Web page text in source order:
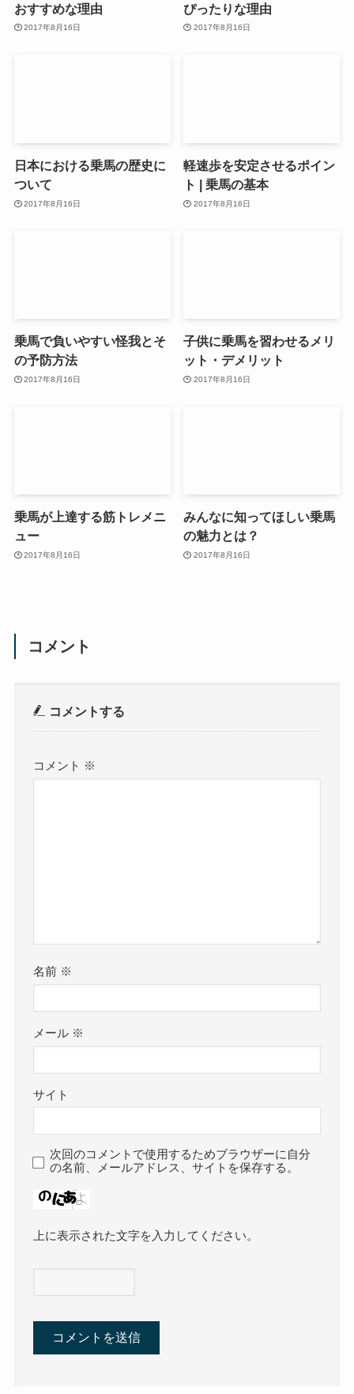
おすすめな理由
2017年8月16日
ぴったりな理由
2017年8月16日
日本における乗馬の歴史に
ついて
2017年8月16日
軽速歩を安定させるポイン
ト | 乗馬の基本
2017年8月16日
乗馬で負いやすい怪我とそ
の予防方法
2017年8月16日
子供に乗馬を習わせるメリ
ット・デメリット
2017年8月16日
乗馬が上達する筋トレメニ
ュー
2017年8月16日
みんなに知ってほしい乗馬
の魅力とは？
2017年8月16日
コメント
コメントする
コメント ※
名前 ※
メール ※
サイト
次回のコメントで使用するためブラウザーに自分
の名前、メールアドレス、サイトを保存する。
上に表示された文字を入力してください。